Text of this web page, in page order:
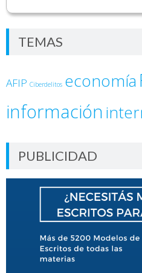
TEMAS
AFIP Ciberdelitos economía
información
PUBLICIDAD